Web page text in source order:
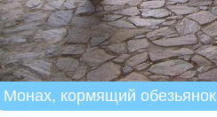
Монах, кормящий обезьянок